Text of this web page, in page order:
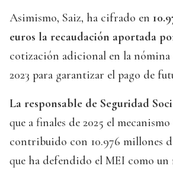
Asimismo, Saiz, ha cifrado en
euros la recaudación aportada
cotización adicional en la nómina
2023 para garantizar el pago de
La responsable de Seguridad
que a finales de 2025 el
contribuido con 10.976 millones
que ha defendido el MEI como un